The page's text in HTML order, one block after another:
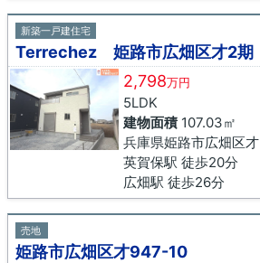
新築一戸建住宅
Terrechez 姫路市広畑区才2期
2,798万円
5LDK
建物面積107.03㎡
兵庫県姫路市広畑区才
英賀保駅 徒歩20分
広畑駅 徒歩26分
売地
姫路市広畑区才947-10